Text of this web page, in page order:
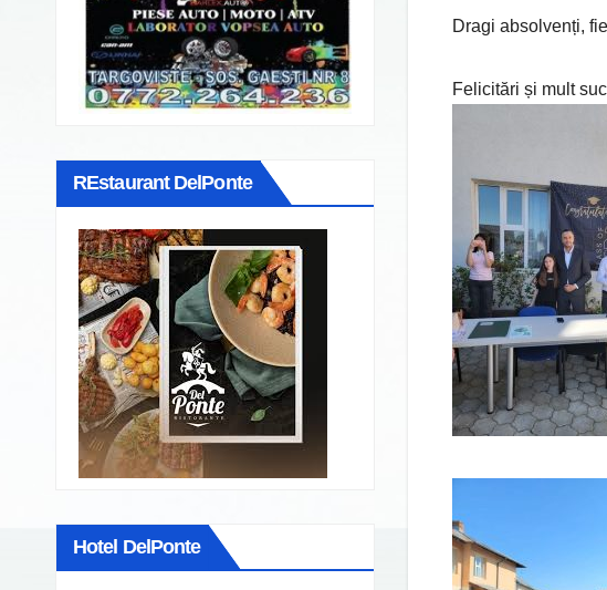
REstaurant DelPonte
Hotel DelPonte
Dragi absolvenți,
Felicitări și mult